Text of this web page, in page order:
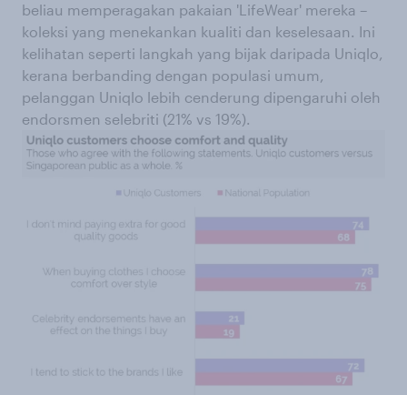
beliau memperagakan pakaian 'LifeWear' mereka –
koleksi yang menekankan kualiti dan keselesaan. Ini
kelihatan seperti langkah yang bijak daripada Uniqlo,
kerana berbanding dengan populasi umum,
pelanggan Uniqlo lebih cenderung dipengaruhi oleh
endorsmen selebriti (21% vs 19%).